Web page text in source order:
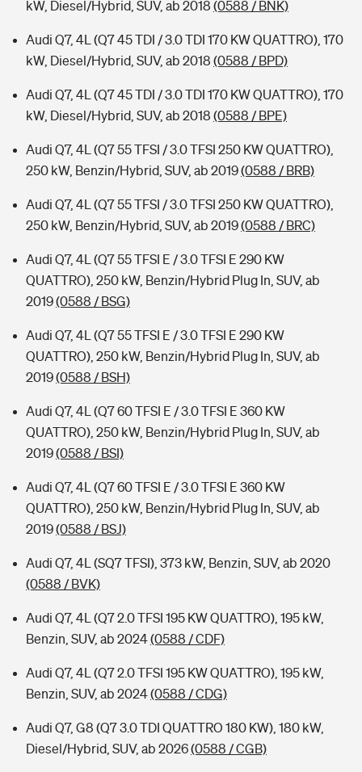
kW, Diesel/Hybrid, SUV, ab 2018 (0588 / BNK)
Audi Q7, 4L (Q7 45 TDI / 3.0 TDI 170 KW QUATTRO), 170
kW, Diesel/Hybrid, SUV, ab 2018 (0588 / BPD)
Audi Q7, 4L (Q7 45 TDI / 3.0 TDI 170 KW QUATTRO), 170
kW, Diesel/Hybrid, SUV, ab 2018 (0588 / BPE)
Audi Q7, 4L (Q7 55 TFSI / 3.0 TFSI 250 KW QUATTRO),
250 kW, Benzin/Hybrid, SUV, ab 2019(0588 / BRB)
Audi Q7, 4L (Q7 55 TFSI / 3.0 TFSI 250 KW QUATTRO),
250 kW, Benzin/Hybrid, SUV, ab 2019(0588 / BRC)
Audi Q7, 4L (Q7 55 TFSI E / 3.0 TFSI E 290 KW
QUATTRO), 250 kW, Benzin/Hybrid Plug In, SUV, ab
2019(0588 / BSG)
Audi Q7, 4L (Q7 55 TFSI E / 3.0 TFSI E 290 KW
QUATTRO), 250 kW, Benzin/Hybrid Plug In, SUV, ab
2019(0588 / BSH)
Audi Q7, 4L (Q7 60 TFSI E / 3.0 TFSI E 360 KW
QUATTRO), 250 kW, Benzin/Hybrid Plug In, SUV, ab
2019(0588 / BSI)
Audi Q7, 4L (Q7 60 TFSI E / 3.0 TFSI E 360 KW
QUATTRO), 250 kW, Benzin/Hybrid Plug In, SUV, ab
2019(0588 / BSJ)
Audi Q7, 4L (SQ7 TFSI), 373 kW, Benzin, SUV, ab 2020
(0588 / BVK)
Audi Q7, 4L (Q7 2.0 TFSI 195 KW QUATTRO), 195 kW,
Benzin, SUV, ab 2024(0588 / CDF)
Audi Q7, 4L (Q7 2.0 TFSI 195 KW QUATTRO), 195 kW,
Benzin, SUV, ab 2024(0588 / CDG)
Audi Q7, G8 (Q7 3.0 TDI QUATTRO 180 KW), 180 kW,
Diesel/Hybrid, SUV, ab 2026(0588 / CGB)